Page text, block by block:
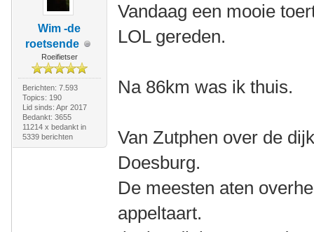
Wim -de
roetsende
Roeifietser
Berichten: 7.593
Topics: 190
Lid sinds: Apr 2017
Bedankt: 3655
11214 x bedankt in
5339 berichten
Vandaag een mooie
LOL gereden.
Na 86km was ik thuis.
Van Zutphen over de
Doesburg.
De meesten aten
appeltaart.